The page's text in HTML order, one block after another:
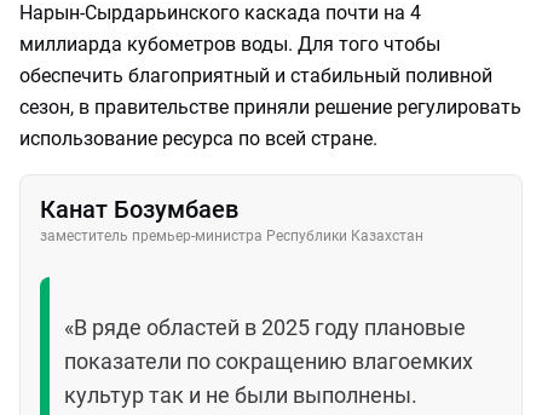
Нарын-Сырдарьинского каскада почти на 4
миллиарда кубометров воды. Для того чтобы
обеспечить благоприятный и стабильный поливной
сезон, в правительстве приняли решение регулировать
использование ресурса по всей стране.
Канат Бозумбаев
заместитель премьер-министра Республики Казахстан
«В ряде областей в 2025 году плановые
показатели по сокращению влагоемких
культур так и не были выполнены.